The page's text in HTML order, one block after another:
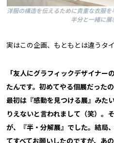
洋服の構造を伝えるために貴重な衣服
半分と一緒に展
実はこの企画、もともとは違うタ
「友人にグラフィックデザイナー
たんです。初めてやる個展だった
最初は『感動を見つける展』みた
りえないと言われまして（笑）。
が、『半・分解展』でした。結局
てすべてお願いしたのですが、あ